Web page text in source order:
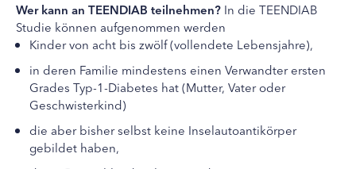
Wer kann an TEENDIAB teilnehmen? In die TEENDIAB
Studie können aufgenommen werden
Kinder von acht bis zwölf (vollendete Lebensjahre),
in deren Familie mindestens einen Verwandter ersten
Grades Typ-1-Diabetes hat (Mutter, Vater oder
Geschwisterkind)
die aber bisher selbst keine Inselautoantikörper
gebildet haben,